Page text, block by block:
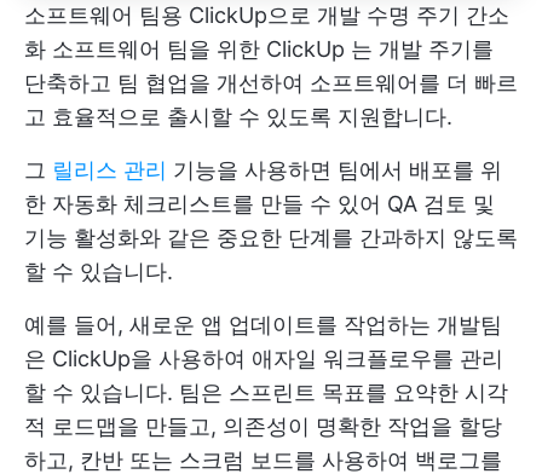
소프트웨어 팀용 ClickUp으로 개발 수명 주기 간소
화 소프트웨어 팀을 위한 ClickUp 는 개발 주기를
단축하고 팀 협업을 개선하여 소프트웨어를 더 빠르
고 효율적으로 출시할 수 있도록 지원합니다.
그 릴리스 관리 기능을 사용하면 팀에서 배포를 위
한 자동화 체크리스트를 만들 수 있어 QA 검토 및
기능 활성화와 같은 중요한 단계를 간과하지 않도록
할 수 있습니다.
예를 들어, 새로운 앱 업데이트를 작업하는 개발팀
은 ClickUp을 사용하여 애자일 워크플로우를 관리
할 수 있습니다. 팀은 스프린트 목표를 요약한 시각
적 로드맵을 만들고, 의존성이 명확한 작업을 할당
하고, 칸반 또는 스크럼 보드를 사용하여 백로그를